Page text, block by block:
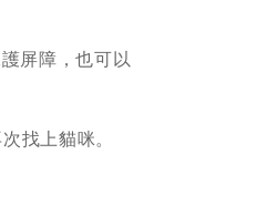
屏障，也可以
找上貓咪。